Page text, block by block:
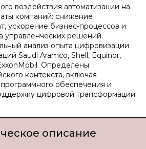
воздействия автоматизации на
компаний: снижение
ускорение бизнес-процессов и
управленческих решений.
анализ опыта цифровизации
Saudi Aramco, Shell, Equinor,
Определены
контекста, включая
обеспечения и
цифровой трансформации
описание